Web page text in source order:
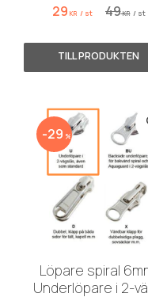
29 KR / st 49KR / st
Löpare spiral
Underlöpare i 2-
29 %